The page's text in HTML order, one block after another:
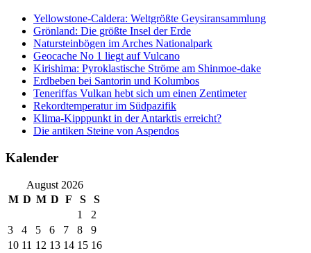
Yellowstone-Caldera: Weltgrößte Geysiransammlung
Grönland: Die größte Insel der Erde
Natursteinbögen im Arches Nationalpark
Geocache No 1 liegt auf Vulcano
Kirishima: Pyroklastische Ströme am Shinmoe-dake
Erdbeben bei Santorin und Kolumbos
Teneriffas Vulkan hebt sich um einen Zentimeter
Rekordtemperatur im Südpazifik
Klima-Kipppunkt in der Antarktis erreicht?
Die antiken Steine von Aspendos
Kalender
August 2026
M D M D F S
S
1
2
3
4 5 6 7 8
9
10 11 12 13 14 15 16